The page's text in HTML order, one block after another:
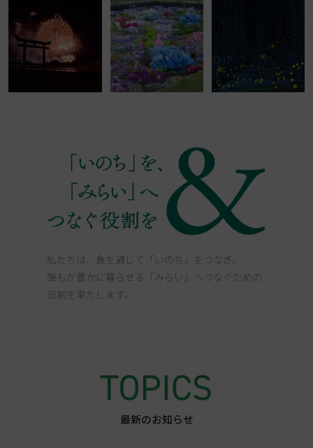
私たちは、食を通じて「いのち」をつなぎ、
誰もが豊かに暮らせる「みらい」へつなぐための
役割を果たします。
最新のお知らせ